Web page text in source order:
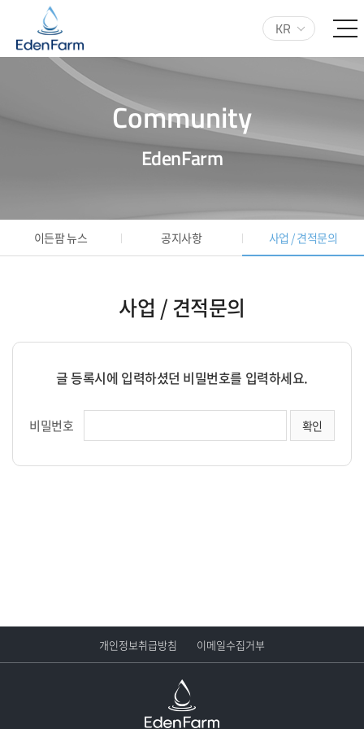
KR
Community
EdenFarm
이든팜 뉴스 공지사항 사업 / 견적문의
사업 / 견적문의
글 등록시에 입력하셨던 비밀번호를 입력하세요.
비밀번호
개인정보취급방침 이메일수집거부